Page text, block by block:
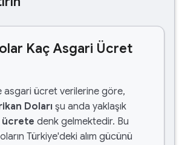
Kaç Asgari Ücret
asgari ücret verilerine göre,
Doları şu anda yaklaşık
ücrete denk gelmektedir. Bu
Türkiye'deki alım gücünü